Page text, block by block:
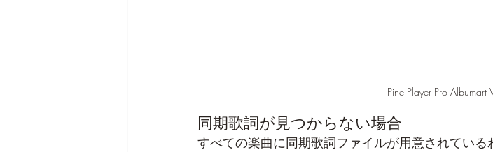
Pine Player Pro
同期歌詞が見つからない場合
すべての楽曲に同期歌詞ファイルが用意されてい